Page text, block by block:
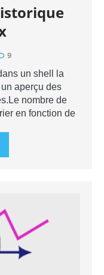
9
un shell la
aperçu des
nombre de
en fonction de